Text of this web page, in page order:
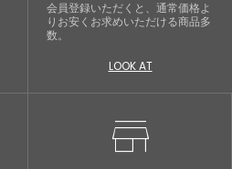
会員登録いただくと、通常価格よ
りお安くお求めいただける商品多
数。
LOOK AT
store